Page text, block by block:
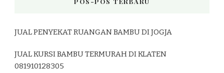
JUAL PENYEKAT RUANGAN BAMBU DI JOGJA
JUAL KURSI BAMBU TERMURAH DI KLATEN
081910128305